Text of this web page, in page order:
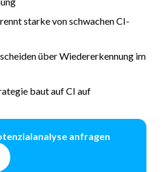
starke von schwachen CI-
über Wiedererkennung im
baut auf CI auf
anfragen